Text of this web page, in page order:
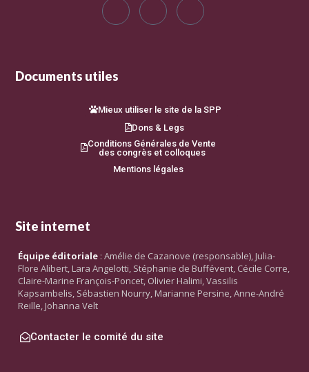
Documents utiles
Mieux utiliser le site de la SPP
Dons & Legs
Conditions Générales de Vente
des congrès et colloques
Mentions légales
Site internet
Équipe éditoriale : Amélie de Cazanove (responsable), Julia-
Flore Alibert, Lara Angelotti, Stéphanie de Buffévent, Cécile Corre,
Claire-Marine François-Poncet, Olivier Halimi, Vassilis
Kapsambelis, Sébastien Nourry, Marianne Persine, Anne-André
Reille, Johanna Velt
Contacter le comité du site